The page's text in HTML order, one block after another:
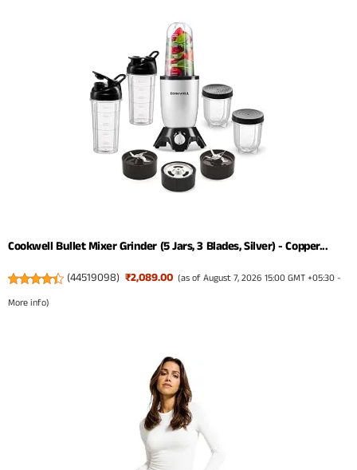
Cookwell Bullet Mixer Grinder (5 Jars, 3 Blades, Silver) - Copper...
(44519098) ₹2,089.00 (as of August 7, 2026 15:00 GMT +05:30 -
More info)